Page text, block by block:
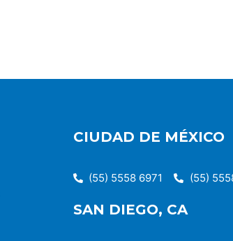
CIUDAD DE MÉXICO
(55) 5558 6971 (55)
SAN DIEGO, CA